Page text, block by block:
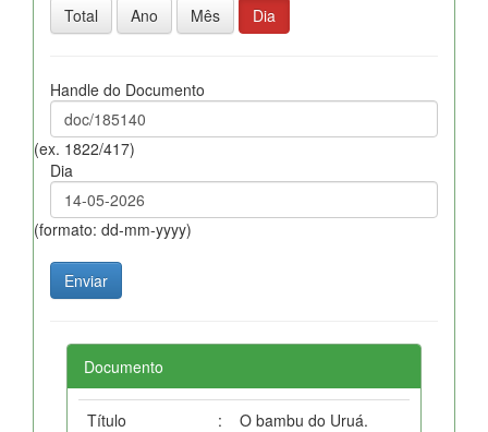
Total
Ano Mês Dia
Handle do Documento
(ex. 1822/417)
Dia
(formato: dd-mm-yyyy)
Documento
Título :
O bambu do Uruá.